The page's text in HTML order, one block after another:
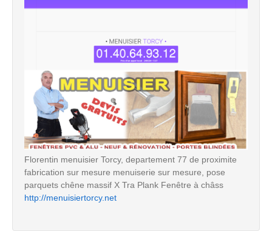
Florentin menuisier Torcy, departement 77 de proximite
fabrication sur mesure menuiserie sur mesure, pose
parquets chêne massif X Tra Plank Fenêtre à châss
http://menuisiertorcy.net